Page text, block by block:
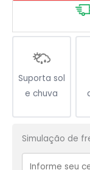
Suporta sol
e chuva
Simulação de